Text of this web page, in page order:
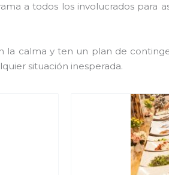
a todos los involucrados para
la calma y ten un plan de
situación inesperada.